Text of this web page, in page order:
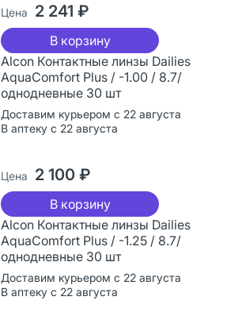
Цена 2 241 ₽
В корзину
Alcon Контактные линзы Dailies
AquaComfort Plus / -1.00 / 8.7/
однодневные 30 шт
Доставим курьером с 22 августа
В аптеку с 22 августа
Цена 2 100 ₽
В корзину
Alcon Контактные линзы Dailies
AquaComfort Plus / -1.25 / 8.7/
однодневные 30 шт
Доставим курьером с 22 августа
В аптеку с 22 августа